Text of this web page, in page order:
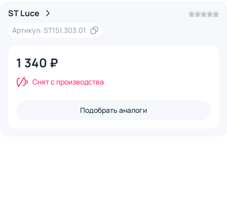
ST Luce
Артикул: ST151.303.01
1 340 ₽
Снят с производства
Подобрать аналоги